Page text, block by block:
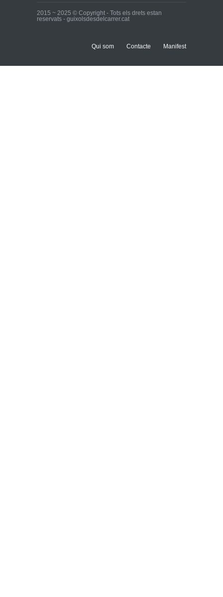
2015 ~ 2025 © Copyright - Tots els drets estan
reservats - guixolsdesdelcarrer.cat
Qui som Contacte Manifest